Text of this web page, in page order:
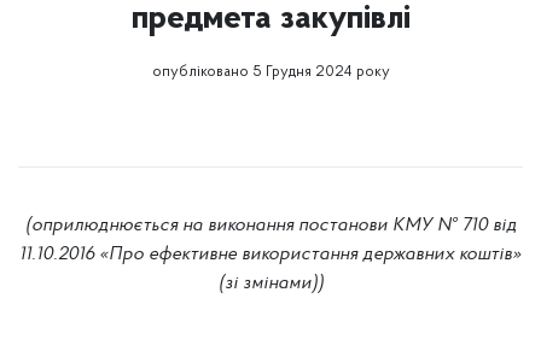
предмета закупівлі
опубліковано 5 Грудня 2024 року
(оприлюднюється на виконання постанови КМУ № 710 від
11.10.2016 «Про ефективне використання державних коштів»
(зі змінами))